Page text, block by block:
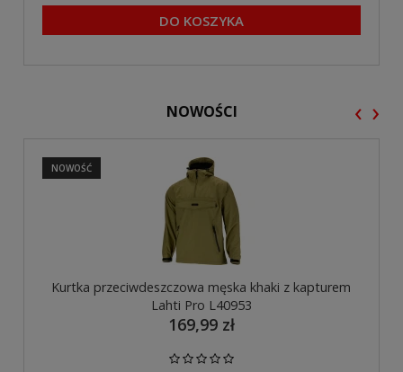
DO KOSZYKA
NOWOŚCI
Kurtka przeciwdeszczowa męska khaki z kapturem
Lahti Pro L40953
169,99 zł
NOWOŚĆ
‹ ›